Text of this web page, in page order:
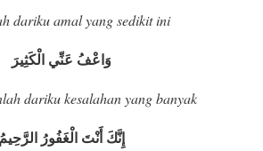
dariku amal yang sedikit ini
وَاعْفُ عَنِّي الْكَثِيرَ
dariku kesalahan yang banyak
إِنَّكَ أَنْتَ الْغَفُورُ الرَّحِيمُ